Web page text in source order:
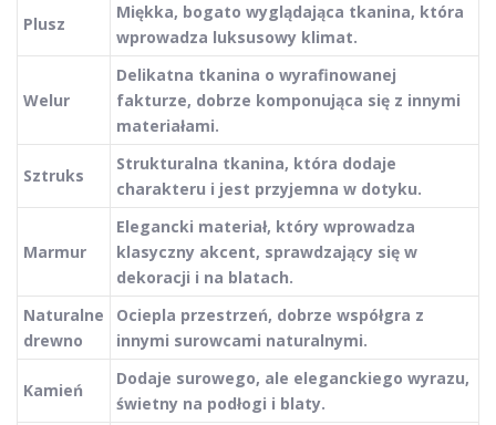
Plusz
Miękka, bogato wyglądająca tkanina, która
wprowadza luksusowy klimat.
Welur
Delikatna tkanina o wyrafinowanej
fakturze, dobrze komponująca się z innymi
materiałami.
Sztruks
Strukturalna tkanina, która dodaje
charakteru i jest przyjemna w dotyku.
Marmur
Elegancki materiał, który wprowadza
klasyczny akcent, sprawdzający się w
dekoracji i na blatach.
Naturalne
drewno
Ociepla przestrzeń, dobrze współgra z
innymi surowcami naturalnymi.
Kamień
Dodaje surowego, ale eleganckiego wyrazu,
świetny na podłogi i blaty.